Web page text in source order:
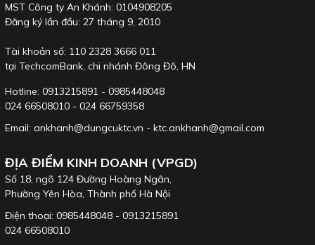
2 loại 1822 (8-21), 2026 (22-32)
MST Công ty An Khánh: 0104908205
Đăng ký lần đầu: 27 tháng 9, 2010
Tài khoản số: 110 2328 3666 011
tại TechcomBank, chi nhánh Đông Đô, HN
Hotline: 0913215891 - 0985448048
024 66508010 - 024 66759358
Email: ankhanh@dungcuktc.vn - ktc.ankhanh@gmail.com
ĐỊA ĐIỂM KINH DOANH (VPGD)
Số 18, ngõ 124 Đường Hoàng Ngân,
Phường Yên Hòa, Thành phố Hà Nội
Điện thoại: 0985448048 - 0913215891
024 66508010